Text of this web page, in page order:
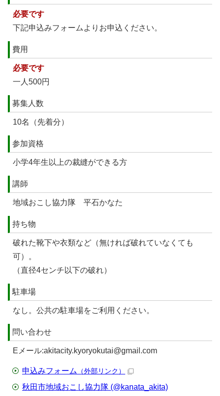
必要です
下記申込みフォームよりお申込ください。
費用
必要です
一人500円
募集人数
10名（先着分）
参加資格
小学4年生以上の裁縫ができる方
講師
地域おこし協力隊 平石かなた
持ち物
破れた靴下や衣類など（無ければ破れていなくても
可）。
（直径4センチ以下の破れ）
駐車場
なし。公共の駐車場をご利用ください。
問い合わせ
Eメール:akitacity.kyoryokutai@gmail.com
申込みフォーム （外部リンク）
秋田市地域おこし協力隊 (@kanata_akita)